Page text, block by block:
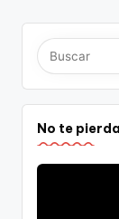
No te